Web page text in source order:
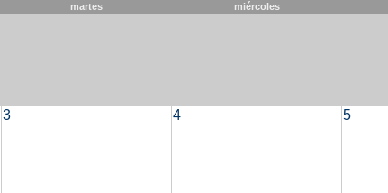
martes miércoles
3 4 5